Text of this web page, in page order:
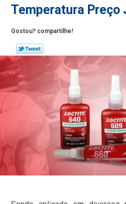
Temperatura Preço
Gostou? compartilhe!